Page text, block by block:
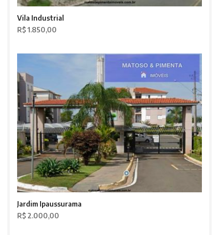
Vila Industrial
R$ 1.850,00
Jardim Ipaussurama
R$ 2.000,00